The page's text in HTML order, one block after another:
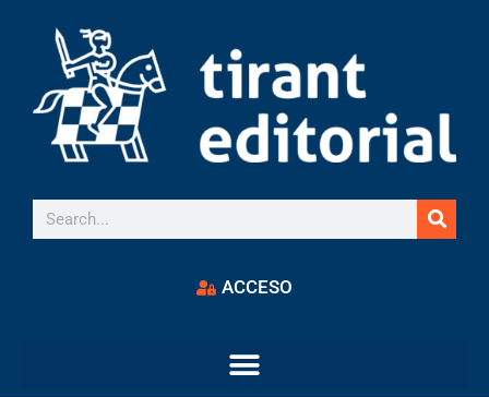
ACCESO